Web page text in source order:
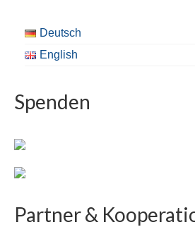
Deutsch
English
Spenden
Partner &